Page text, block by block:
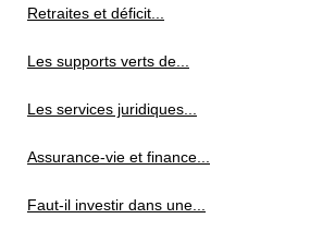
Retraites et déficit...
Les supports verts de...
Les services juridiques...
Assurance-vie et finance...
Faut-il investir dans une...